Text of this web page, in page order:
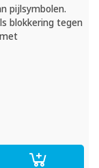
pijlsymbolen.
blokkering tegen